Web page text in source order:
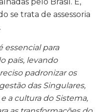
se trata de assessoria
essencial para
país, levando
padronizar os
das Singulares,
a cultura do Sistema,